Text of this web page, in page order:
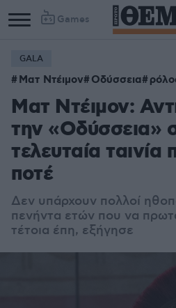
Games
GALA
Ματ Ντέιμον Οδύσσεια
Ματ Ντέιμον:
την «Οδύσσεια»
τελευταία
ποτέ
Δεν υπάρχουν πολλοί
πενήντα ετών που να
τέτοια έπη, εξήγησε